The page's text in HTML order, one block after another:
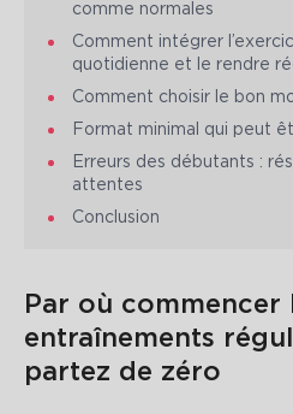
comme normales
Comment intégrer
quotidienne et le rendre
Comment choisir le bon
Format minimal qui peut
Erreurs des débutants :
attentes
Conclusion
Par où commencer
entraînements
partez de zéro